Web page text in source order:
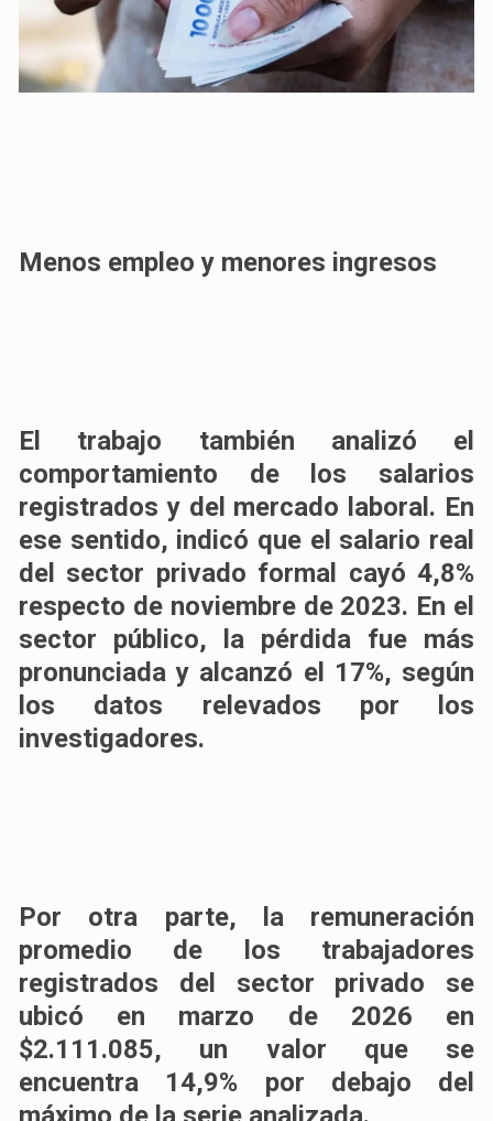
Menos empleo y menores ingresos
El trabajo también analizó el
comportamiento de los salarios
registrados y del mercado laboral. En
ese sentido, indicó que el salario real
del sector privado formal cayó 4,8%
respecto de noviembre de 2023. En el
sector público, la pérdida fue más
pronunciada y alcanzó el 17%, según
los datos relevados por los
investigadores.
Por otra parte, la remuneración
promedio de los trabajadores
registrados del sector privado se
ubicó en marzo de 2026 en
$2.111.085, un valor que se
encuentra 14,9% por debajo del